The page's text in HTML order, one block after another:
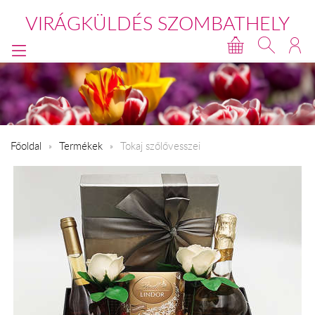
VIRÁGKÜLDÉS SZOMBATHELY
Főoldal Termékek Tokaj szőlővesszei